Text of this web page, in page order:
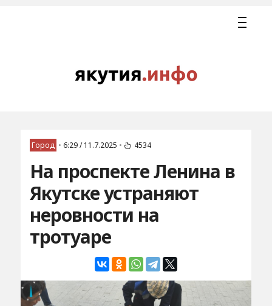
Город • 6:29 / 11.7.2025 • 4534
На проспекте Ленина в
Якутске устраняют
неровности на
тротуаре